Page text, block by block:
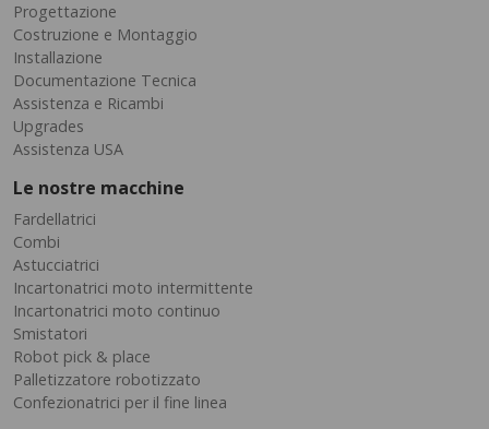
Progettazione
Costruzione e Montaggio
Installazione
Documentazione Tecnica
Assistenza e Ricambi
Upgrades
Assistenza USA
Le nostre macchine
Fardellatrici
Combi
Astucciatrici
Incartonatrici moto intermittente
Incartonatrici moto continuo
Smistatori
Robot pick & place
Palletizzatore robotizzato
Confezionatrici per il fine linea